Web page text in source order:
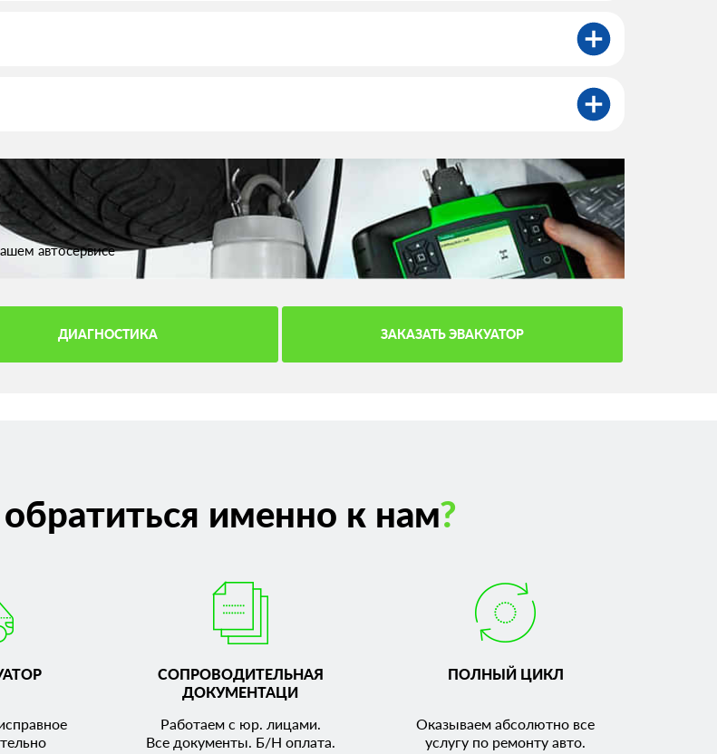
автосервисе
ДИАГНОСТИКА ЗАКАЗАТЬ ЭВАКУАТОР
именно к нам?
СОПРОВОДИТЕЛЬНАЯ
ДОКУМЕНТАЦИ
Работаем с юр. лицами.
Все документы. Б/Н оплата.
ПОЛНЫЙ ЦИКЛ
Оказываем абсолютно все
услугу по ремонту авто.